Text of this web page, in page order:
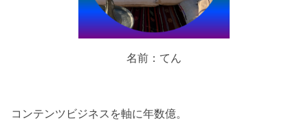
名前：てん
コンテンツビジネスを軸に年数億。